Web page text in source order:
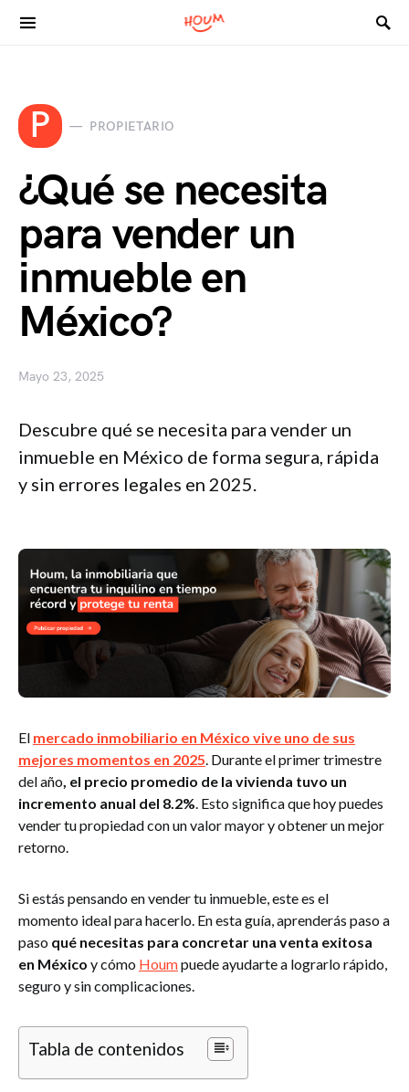
Search for:
P PROPIETARIO
¿Qué se necesita
para vender un
inmueble en
México?
Mayo 23, 2025
Descubre qué se necesita para vender un
inmueble en México de forma segura, rápida
y sin errores legales en 2025.
El mercado inmobiliario en México vive uno de sus
mejores momentos en 2025. Durante el primer trimestre
del año, el precio promedio de la vivienda tuvo un
incremento anual del 8.2%. Esto significa que hoy puedes
vender tu propiedad con un valor mayor y obtener un mejor
retorno.
Si estás pensando en vender tu inmueble, este es el
momento ideal para hacerlo. En esta guía, aprenderás paso a
paso qué necesitas para concretar una venta exitosa
en México y cómo Houmpuede ayudarte a lograrlo rápido,
seguro y sin complicaciones.
Tabla de contenidos